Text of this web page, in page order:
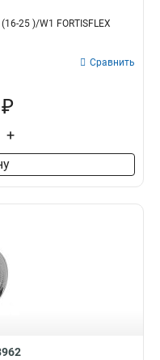
25 )/W1 FORTISFLEX
Сравнить
+